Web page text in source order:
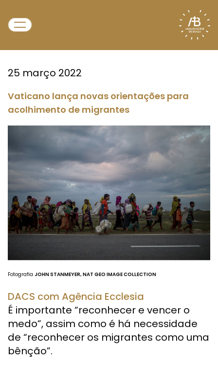
25 março 2022
Vaticano lança novas orientações para
acolhimento de migrantes
Fotografia JOHN STANMEYER, NAT GEO IMAGE COLLECTION
DACS com Agência Ecclesia
É importante “reconhecer e vencer o
medo”, assim como é há necessidade
de “reconhecer os migrantes como uma
bênção”.